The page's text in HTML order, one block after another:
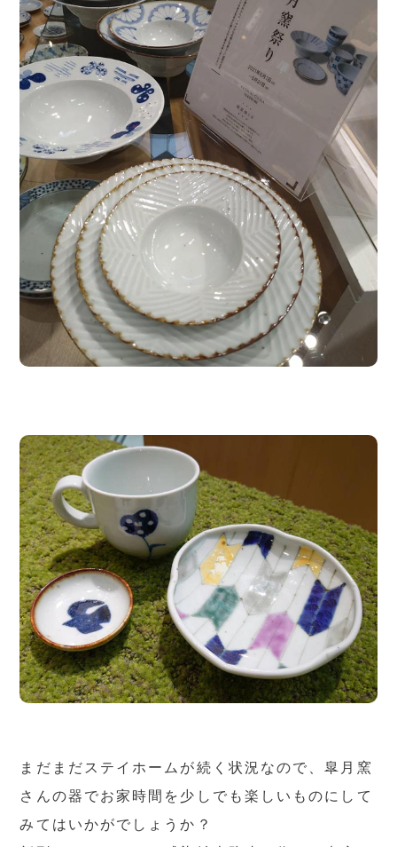
まだまだステイホームが続く状況なので、皐月窯
さんの器でお家時間を少しでも楽しいものにして
みてはいかがでしょうか？